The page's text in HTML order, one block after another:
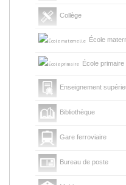
Collège
École
École primaire
Enseignement
Bibliothèque
Gare ferroviaire
Bureau de poste